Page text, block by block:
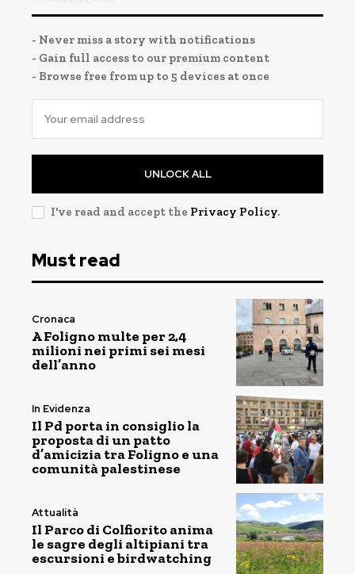
- Never miss a story with notifications
- Gain full access to our premium content
- Browse free from up to 5 devices at once
UNLOCK ALL
I've read and accept the Privacy Policy.
Must read
Cronaca
A Foligno multe per 2,4
milioni nei primi sei mesi
dell’anno
In Evidenza
Il Pd porta in consiglio la
proposta di un patto
d’amicizia tra Foligno e una
comunità palestinese
Attualità
Il Parco di Colfiorito anima
le sagre degli altipiani tra
escursioni e birdwatching